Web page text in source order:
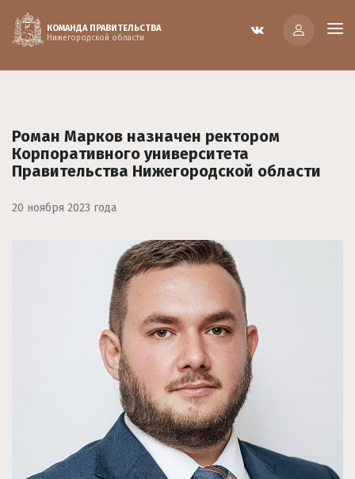
КОМАНДА ПРАВИТЕЛЬСТВА
Нижегородской области
Роман Марков назначен ректором
Корпоративного университета
Правительства Нижегородской области
20 ноября 2023 года